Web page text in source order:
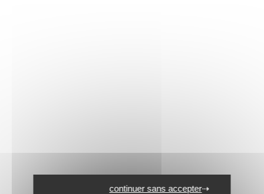
continuer sans accepter